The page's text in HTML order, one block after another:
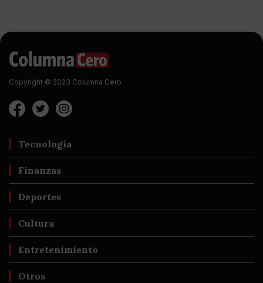
Copyright © 2023 Columna Cero
Tecnología
Finanzas
Deportes
Cultura
Entretenimiento
Otros